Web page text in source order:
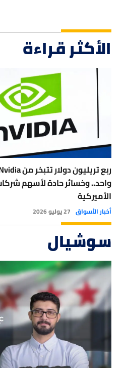
الأكثر قراءة
واحد.. وخسائر حادة لأسهم
الأميركية
أخبار الأسواق 27 يوليو 2026
سوشيال